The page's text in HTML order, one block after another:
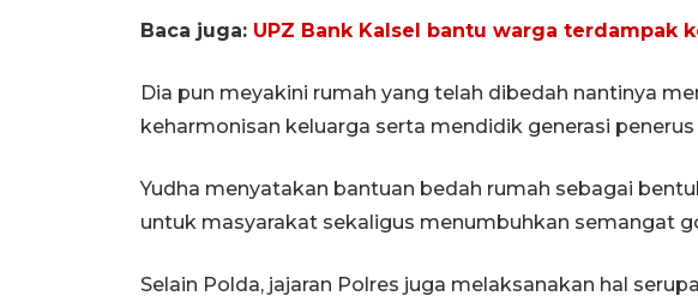
Baca juga: UPZ Bank Kalsel bantu warga terdampak
Dia pun meyakini rumah yang telah dibedah nantinya
keharmonisan keluarga serta mendidik generasi penerus
Yudha menyatakan bantuan bedah rumah sebagai
untuk masyarakat sekaligus menumbuhkan semangat
Selain Polda, jajaran Polres juga melaksanakan hal